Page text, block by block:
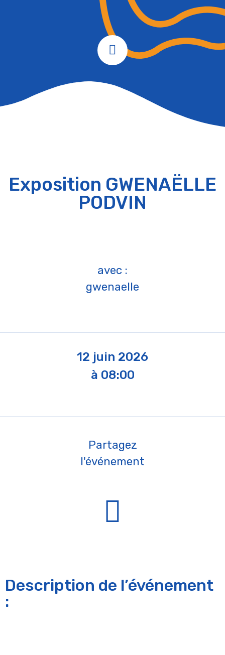
Exposition GWENAËLLE
PODVIN
avec :
gwenaelle
12 juin 2026
à 08:00
Partagez
l'événement
Description de l’événement
: